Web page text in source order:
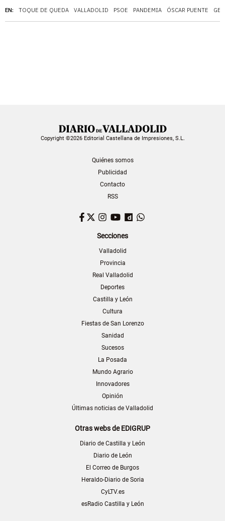
EN: TOQUE DE QUEDA VALLADOLID PSOE PANDEMIA ÓSCAR PUENTE
Copyright ©2026 Editorial Castellana de Impresiones, S.L.
Quiénes somos
Publicidad
Contacto
RSS
Facebook
TwitterInstagram
YouTubeDailymotion
Secciones
Valladolid
Provincia
Real Valladolid
Deportes
Castilla y León
Cultura
Fiestas de San Lorenzo
Sanidad
Sucesos
La Posada
Mundo Agrario
Innovadores
Opinión
Últimas noticias de Valladolid
Otras webs de EDIGRUP
Diario de Castilla y León
Diario de León
El Correo de Burgos
Heraldo-Diario de Soria
CyLTV.es
esRadio Castilla y León